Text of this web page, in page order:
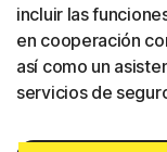
incluir las
en cooperación
así como un
servicios de